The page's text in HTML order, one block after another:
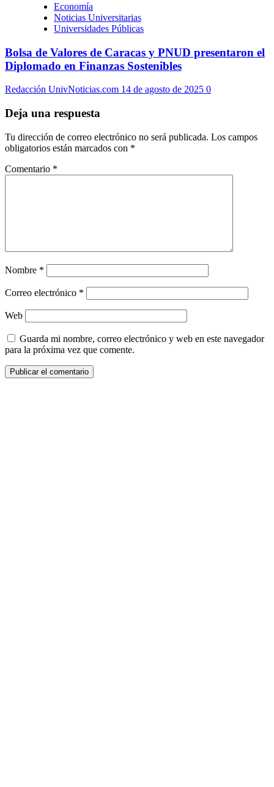
Economía
Noticias Universitarias
Universidades Públicas
Bolsa de Valores de Caracas y PNUD presentaron el
Diplomado en Finanzas Sostenibles
Redacción UnivNoticias.com 14 de agosto de 2025 0
Deja una respuesta
Tu dirección de correo electrónico no será publicada. Los campos
obligatorios están marcados con *
Comentario *
Nombre *
Correo electrónico *
Web
Guarda mi nombre, correo electrónico y web en este navegador
para la próxima vez que comente.